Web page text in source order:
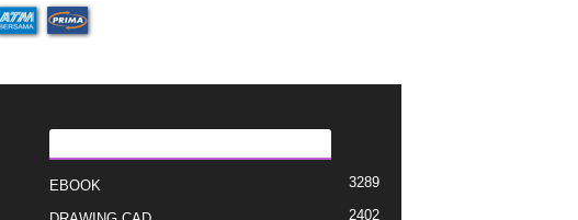
KATEGORI E POPULLARIZUAR
EBOOK 3289
2402